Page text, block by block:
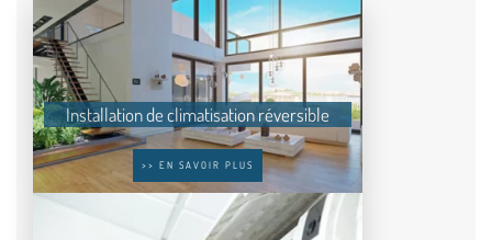
Installation de climatisation réversible
>> EN SAVOIR PLUS